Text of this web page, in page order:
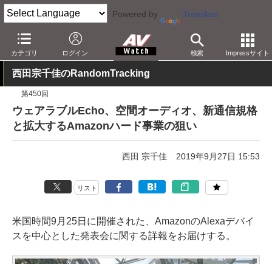
Powered by Translate
カテゴリ ログイン 検索 Impressサイト
AV Watch 製品 スマートスピーカー
西田宗千佳のRandomTracking
第450回
ウェアラブルEcho、空間オーディオ、新通信規格
と拡大するAmazonハード事業の狙い
西田 宗千佳 2019年9月27日 15:53
リスト
米国時間9月25日に開催された、AmazonのAlexaデバイ
スを中心とした発表会に関する詳報をお届けする。